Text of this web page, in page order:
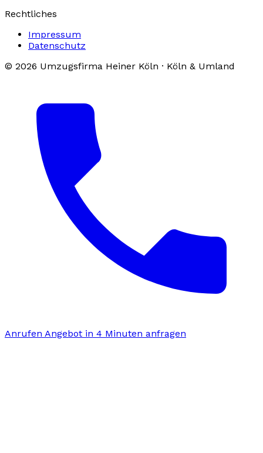
Rechtliches
Impressum
Datenschutz
© 2026 Umzugsfirma Heiner Köln · Köln & Umland
Anrufen Angebot in 4 Minuten anfragen